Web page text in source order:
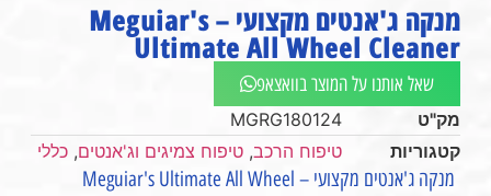
מנקה ג'אנטים מקצועי – Meguiar's
Ultimate All Wheel Cleaner
שאל אותנו על המוצר בוואצאפ
מק"ט
MGRG180124
קטגוריות
טיפוח הרכב, טיפוח צמיגים וג'אנטים, כללי
מנקה ג'אנטים מקצועי – Meguiar's Ultimate All Wheel